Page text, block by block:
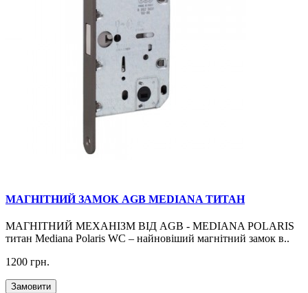
МАГНІТНИЙ ЗАМОК AGB MEDIANA ТИТАН
МАГНІТНИЙ МЕХАНІЗМ ВІД AGB - MEDIANA POLARIS
титан Mediana Polaris WC – найновіший магнітний замок в..
1200 грн.
Замовити